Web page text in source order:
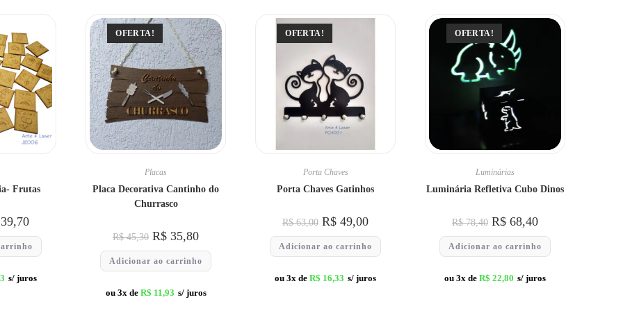
Frutas
s/ juros
OFERTA!
Placas
Placa Decorativa Cantinho do
Churrasco
R$45,30 R$ 35,80
Adicionar ao carrinho
ou 3x de R$ 11,93 s/ juros
OFERTA!
Porta Chaves
Porta Chaves Gatinhos
R$63,00 R$ 49,00
Adicionar ao carrinho
ou 3x de R$ 16,33 s/ juros
OFERTA!
Luminárias
Luminária Refletiva Cubo Dinos
R$78,40 R$ 68,40
Adicionar ao carrinho
ou 3x de R$ 22,80 s/ juros